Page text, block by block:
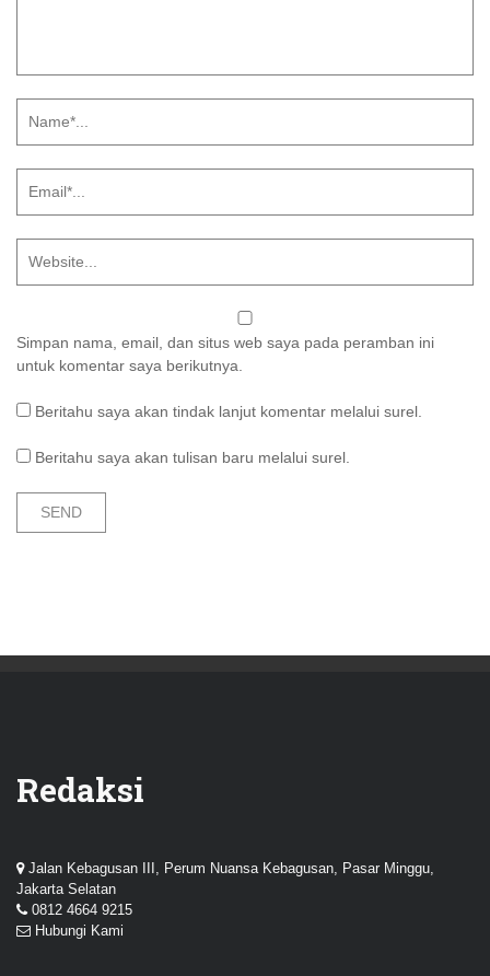
Simpan nama, email, dan situs web saya pada peramban ini
untuk komentar saya berikutnya.
Beritahu saya akan tindak lanjut komentar melalui surel.
Beritahu saya akan tulisan baru melalui surel.
Redaksi
Jalan Kebagusan III, Perum Nuansa Kebagusan, Pasar Minggu,
Jakarta Selatan
0812 4664 9215
Hubungi Kami